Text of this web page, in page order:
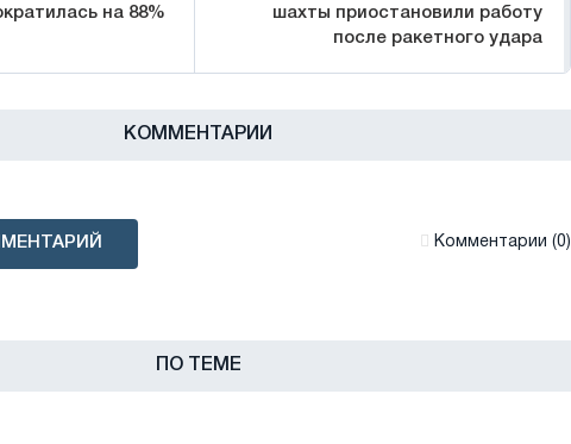
на 88%
шахты приостановили работу
после ракетного удара
КОММЕНТАРИИ
Комментарии (0)
ПО ТЕМЕ